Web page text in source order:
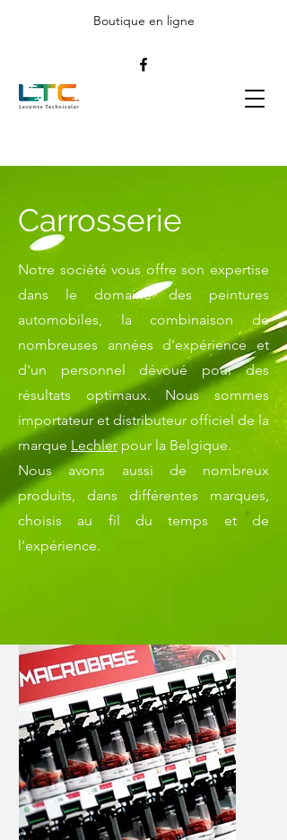
Boutique en ligne
Carrosserie
Notre société vous offre son expertise
dans le domaine des peintures
automobiles, la combinaison de
nombreuses années d'expérience et
d'un personnel dévoué pour des
résultats optimaux. Nous sommes
importateur et distributeur officiel de la
marque Lechler pour la Belgique.
Nous avons aussi de nombreux
produits, dans différentes marques,
choisis au fil du temps et de
l’expérience.